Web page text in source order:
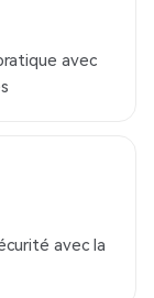
avec
avec la